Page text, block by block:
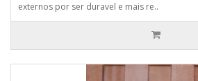
externos por ser duravel e mais re..